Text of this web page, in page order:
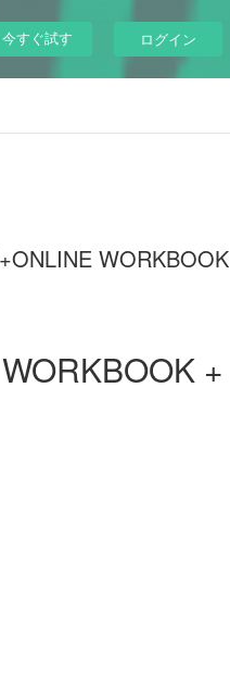
今すぐ試す ログイン
WORKBOOK
+